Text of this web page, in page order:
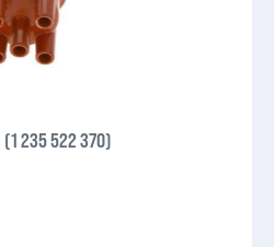
235 522 370)